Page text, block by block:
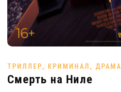
ТРИЛЛЕР, КРИМИНАЛ, ДРАМА
Смерть на Ниле